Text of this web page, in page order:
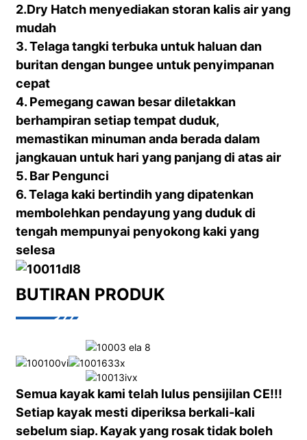
2.Dry Hatch menyediakan storan kalis air yang
mudah
3. Telaga tangki terbuka untuk haluan dan
buritan dengan bungee untuk penyimpanan
cepat
4. Pemegang cawan besar diletakkan
berhampiran setiap tempat duduk,
memastikan minuman anda berada dalam
jangkauan untuk hari yang panjang di atas air
5. Bar Pengunci
6. Telaga kaki bertindih yang dipatenkan
membolehkan pendayung yang duduk di
tengah mempunyai penyokong kaki yang
selesa
BUTIRAN PRODUK
Semua kayak kami telah lulus pensijilan CE!!!
Setiap kayak mesti diperiksa berkali-kali
sebelum siap. Kayak yang rosak tidak boleh